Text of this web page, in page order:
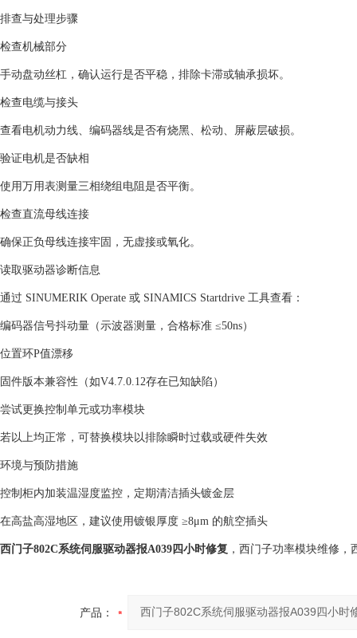
‌排查与处理步骤‌
‌检查机械部分‌
手动盘动丝杠，确认运行是否平稳，排除卡滞或轴承损坏。
‌检查电缆与接头‌
查看电机动力线、编码器线是否有烧黑、松动、屏蔽层破损。
‌验证电机是否缺相‌
使用万用表测量三相绕组电阻是否平衡。
‌检查直流母线连接‌
确保正负母线连接牢固，无虚接或氧化。
‌读取驱动器诊断信息‌
通过 ‌SINUMERIK Operate‌ 或 ‌SINAMICS Startdrive‌ 工具查看：
编码器信号抖动量（示波器测量，合格标准 ≤50ns）
位置环P值漂移
固件版本兼容性（如V4.7.0.12存在已知缺陷）‌
‌尝试更换控制单元或功率模块‌
若以上均正常，可替换模块以排除瞬时过载或硬件失效‌
‌环境与预防措施‌
控制柜内加装温湿度监控，定期清洁插头镀金层
在高盐高湿地区，建议使用镀银厚度 ≥8μm 的航空插头‌
西门子802C系统伺服驱动器报A039四小时修复 ，西门子功率模块维修
产品：